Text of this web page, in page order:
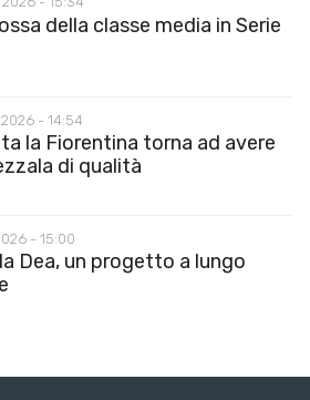
della classe media in Serie
- 14:54
la Fiorentina torna ad avere
di qualità
- 15:00
Dea, un progetto a lungo